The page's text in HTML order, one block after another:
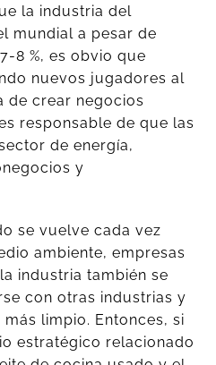
la industria del
mundial a pesar de
8 %, es obvio que
nuevos jugadores al
de crear negocios
responsable de que las
de energía,
y
se vuelve cada vez
ambiente, empresas
industria también se
con otras industrias y
limpio. Entonces, si
estratégico relacionado